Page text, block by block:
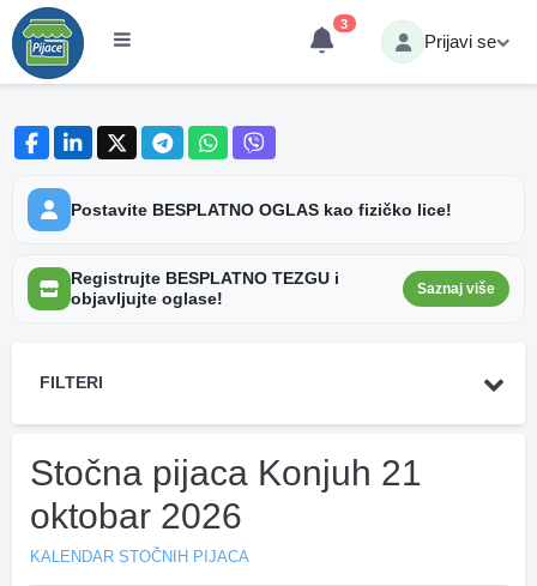
3
Prijavi se
Postavite BESPLATNO OGLAS kao fizičko lice!
Registrujte BESPLATNO TEZGU i
objavljujte oglase!
Saznaj više
FILTERI
Stočna pijaca Konjuh 21
oktobar 2026
KALENDAR STOČNIH PIJACA